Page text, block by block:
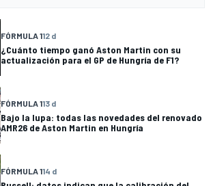
FÓRMULA 112 d
¿Cuánto tiempo ganó Aston Martin con su
actualización para el GP de Hungría de F1?
FÓRMULA 113 d
Bajo la lupa: todas las novedades del renovado
AMR26 de Aston Martin en Hungría
FÓRMULA 114 d